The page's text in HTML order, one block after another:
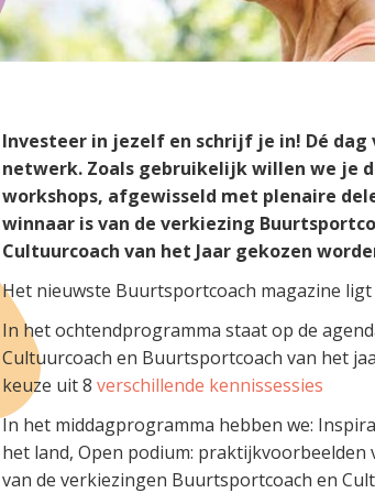
Investeer in jezelf en schrijf je in! Dé
netwerk. Zoals gebruikelijk willen we je
workshops, afgewisseld met plenaire
winnaar is van de verkiezing
Cultuurcoach van het Jaar gekozen
Het nieuwste Buurtsportcoach magazine
In het ochtendprogramma staat op de
Cultuurcoach en Buurtsportcoach van het
keuze uit 8 verschillende kennissessies
In het middagprogramma hebben we:
het land, Open podium:
van de verkiezingen Buurtsportcoach en